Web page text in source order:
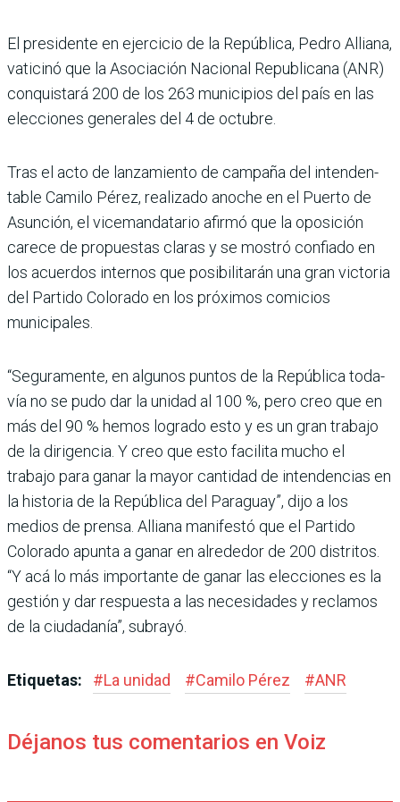
El presidente en ejercicio de la República, Pedro Alliana,
vaticinó que la Asociación Nacional Republicana (ANR)
conquistará 200 de los 263 municipios del país en las
elecciones generales del 4 de octubre.
Tras el acto de lanzamiento de campaña del intenden­
table Camilo Pérez, reali­zado anoche en el Puerto de
Asunción, el vicemandata­rio afirmó que la oposición
carece de propuestas claras y se mostró confiado en
los acuerdos internos que posi­bilitarán una gran victoria
del Partido Colorado en los próxi­mos comicios
municipales.
“Seguramente, en algunos puntos de la República toda­
vía no se pudo dar la unidad al 100 %, pero creo que en
más del 90 % hemos logrado esto y es un gran trabajo
de la dirigencia. Y creo que esto facilita mucho el
trabajo para ganar la mayor cantidad de intendencias en
la historia de la República del Paraguay”, dijo a los
medios de prensa. Alliana manifestó que el Par­tido
Colorado apunta a ganar en alrededor de 200 distritos.
“Y acá lo más importante de ganar las elecciones es la
ges­tión y dar respuesta a las nece­sidades y reclamos
de la ciu­dadanía”, subrayó.
Etiquetas: #La unidad #Camilo Pérez #ANR
Déjanos tus comentarios en Voiz